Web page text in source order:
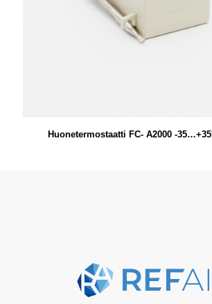
Huonetermostaatti FC- A2000 -